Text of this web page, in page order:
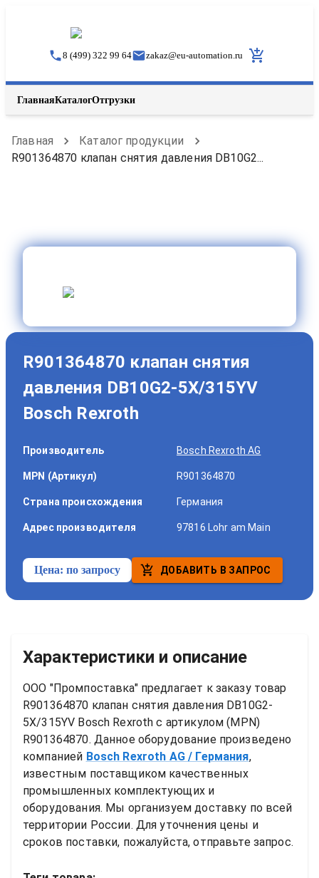
8 (499) 322 99 64 zakaz@eu-automation.ru
ГлавнаяКаталогОтгрузки
Главная
Каталог продукции
R901364870 клапан снятия давления DB10G2...
R901364870 клапан снятия
давления DB10G2-5X/315YV
Bosch Rexroth
Производитель Bosch Rexroth AG
MPN (Артикул) R901364870
Страна происхождения Германия
Адрес производителя 97816 Lohr am Main
Цена: по запросу ДОБАВИТЬ В ЗАПРОС
Характеристики и описание
ООО "Промпоставка" предлагает к заказу товар
R901364870 клапан снятия давления DB10G2-
5X/315YV Bosch Rexroth
R901364870. Данное оборудование произведено
компанией Bosch Rexroth AG / Германия,
известным поставщиком качественных
промышленных комплектующих и
оборудования. Мы организуем доставку по всей
территории России. Для уточнения цены и
сроков поставки, пожалуйста, отправьте запрос.